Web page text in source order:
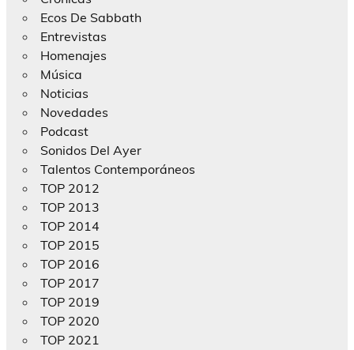
Ecos De Sabbath
Entrevistas
Homenajes
Música
Noticias
Novedades
Podcast
Sonidos Del Ayer
Talentos Contemporáneos
TOP 2012
TOP 2013
TOP 2014
TOP 2015
TOP 2016
TOP 2017
TOP 2019
TOP 2020
TOP 2021